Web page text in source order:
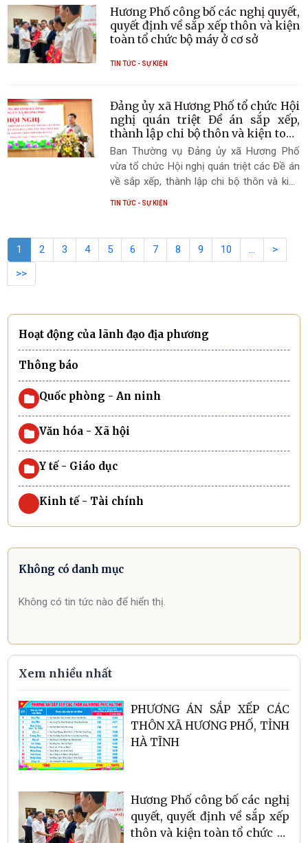
Hương Phố công bố các nghị quyết,
quyết định về sắp xếp thôn và kiện
toàn tổ chức bộ máy ở cơ sở
TIN TỨC - SỰ KIỆN
Đảng ủy xã Hương Phố tổ chức Hội
nghị quán triệt Đề án sắp xếp,
thành lập chi bộ thôn và kiện toàn
Ban Công tác Mặt trận khu dân cư
Ban Thường vụ Đảng ủy xã Hương Phố
vừa tổ chức Hội nghị quán triệt các Đề án
về sắp xếp, thành lập chi bộ thôn và kiện
yêu cầu nhiệm vụ trong giai đoạn mới.
TIN TỨC - SỰ KIỆN
1 2 3 4 5 6 7 8 9 10
>
>>
Hoạt động của lãnh đạo địa phương
Thông báo
Quốc phòng - An ninh
Văn hóa - Xã hội
Y tế - Giáo dục
Kinh tế - Tài chính
Không có danh mục
Không có tin tức nào để hiển thị.
Xem nhiều nhất
PHƯƠNG ÁN SẮP XẾP CÁC
THÔN XÃ HƯƠNG PHỐ, TỈNH
HÀ TĨNH
Hương Phố công bố các nghị
quyết, quyết định về sắp xếp
thôn và kiện toàn tổ chức bộ